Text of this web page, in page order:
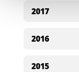
2017
2016
2015